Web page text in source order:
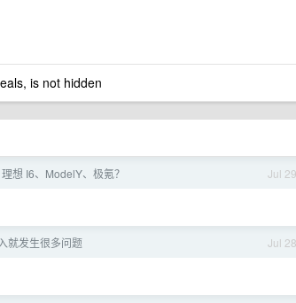
is not hidden
Jul 29
想 I6、ModelY、极氪？
Jul 28
就发生很多问题